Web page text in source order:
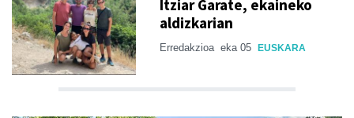
Itziar Garate, ekaineko
aldizkarian
Erredakzioa eka 05 EUSKARA